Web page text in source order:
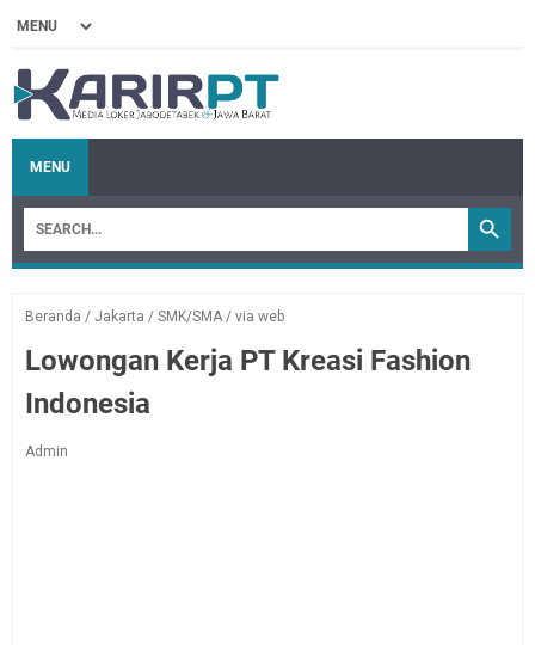
MENU
Beranda / Jakarta / SMK/SMA / via web
Lowongan Kerja PT Kreasi Fashion
Indonesia
Admin